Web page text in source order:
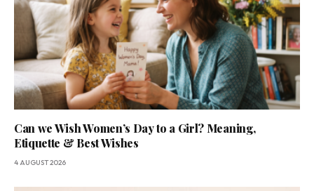
Can we Wish Women’s Day to a Girl? Meaning,
Etiquette & Best Wishes
4 AUGUST 2026